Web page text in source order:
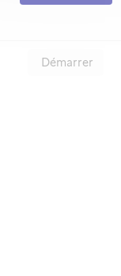
Démarrer